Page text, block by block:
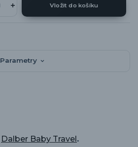
Vložit do košíku
Parametry
Dalber Baby Travel.